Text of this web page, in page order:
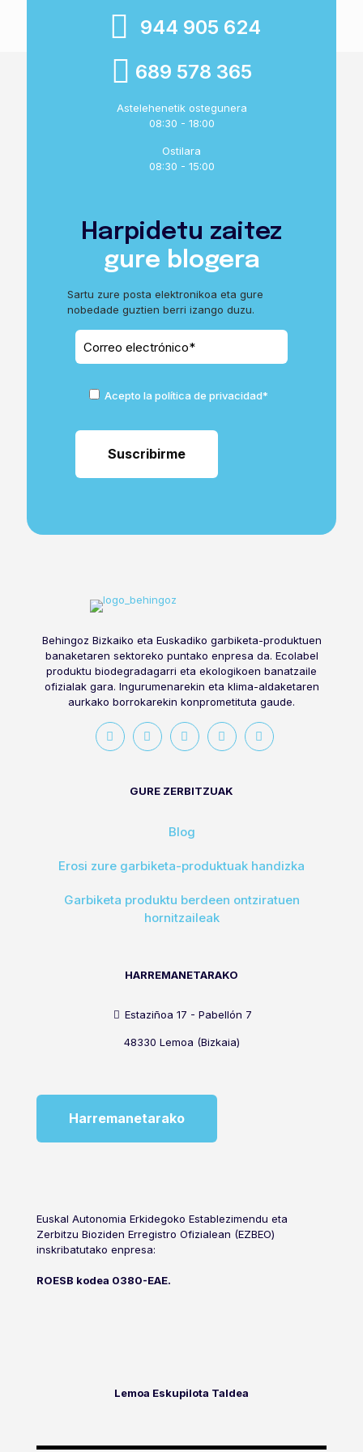
944 905 624
689 578 365
Astelehenetik ostegunera
08:30 - 18:00
Ostilara
08:30 - 15:00
Harpidetu zaitez
gure blogera
Sartu zure posta elektronikoa eta gure
nobedade guztien berri izango duzu.
Acepto la política de privacidad*
Behingoz Bizkaiko eta Euskadiko garbiketa-produktuen
banaketaren sektoreko puntako enpresa da. Ecolabel
produktu biodegradagarri eta ekologikoen banatzaile
ofizialak gara. Ingurumenarekin eta klima-aldaketaren
aurkako borrokarekin konprometituta gaude.
GURE ZERBITZUAK
Blog
Erosi zure garbiketa-produktuak handizka
Garbiketa produktu berdeen ontziratuen
hornitzaileak
HARREMANETARAKO
Estaziñoa 17 - Pabellón 7
48330 Lemoa (Bizkaia)
Harremanetarako
Euskal Autonomia Erkidegoko Establezimendu eta
Zerbitzu Bioziden Erregistro Ofizialean (EZBEO)
inskribatutako enpresa:
ROESB kodea 0380-EAE.
Lemoa Eskupilota Taldea